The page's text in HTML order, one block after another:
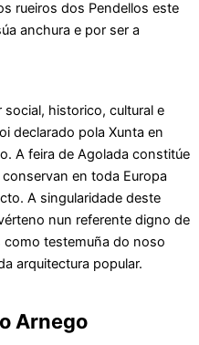
rueiros dos Pendellos este
anchura e por ser a
historico, cultural e
declarado pola Xunta en
A feira de Agolada constitúe
en toda Europa
A singularidade deste
nun referente digno de
testemuña do noso
arquitectura popular.
Arnego